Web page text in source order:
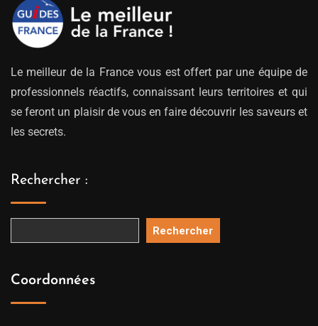
Le meilleur de la France vous est offert par une équipe de
professionnels réactifs, connaissant leurs territoires et qui
se feront un plaisir de vous en faire découvrir les saveurs et
les secrets.
Rechercher :
Rechercher
Coordonnées